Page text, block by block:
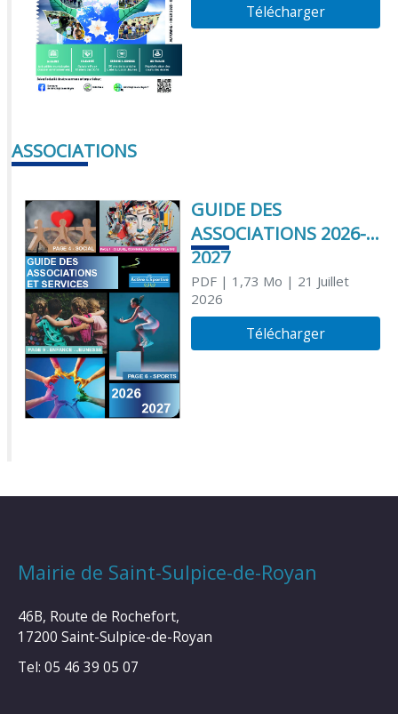
Télécharger
ASSOCIATIONS
GUIDE DES
ASSOCIATIONS 2026-
2027
PDF| 1,73 Mo | 21 Juillet
2026
Télécharger
Mairie de Saint-Sulpice-de-Royan
46B, Route de Rochefort,
17200 Saint-Sulpice-de-Royan
Tel: 05 46 39 05 07